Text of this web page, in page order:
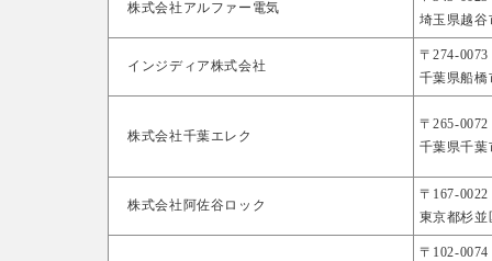
株式会社アルファー電気
埼玉県越谷
インジディア株式会社
〒274-0073
千葉県船橋
株式会社千葉エレク
〒265-0072
千葉県千葉
株式会社阿佐谷ロック
〒167-0022
東京都杉並
〒102-0074